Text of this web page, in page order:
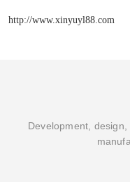
http://www.xinyuyl88.com
Development,